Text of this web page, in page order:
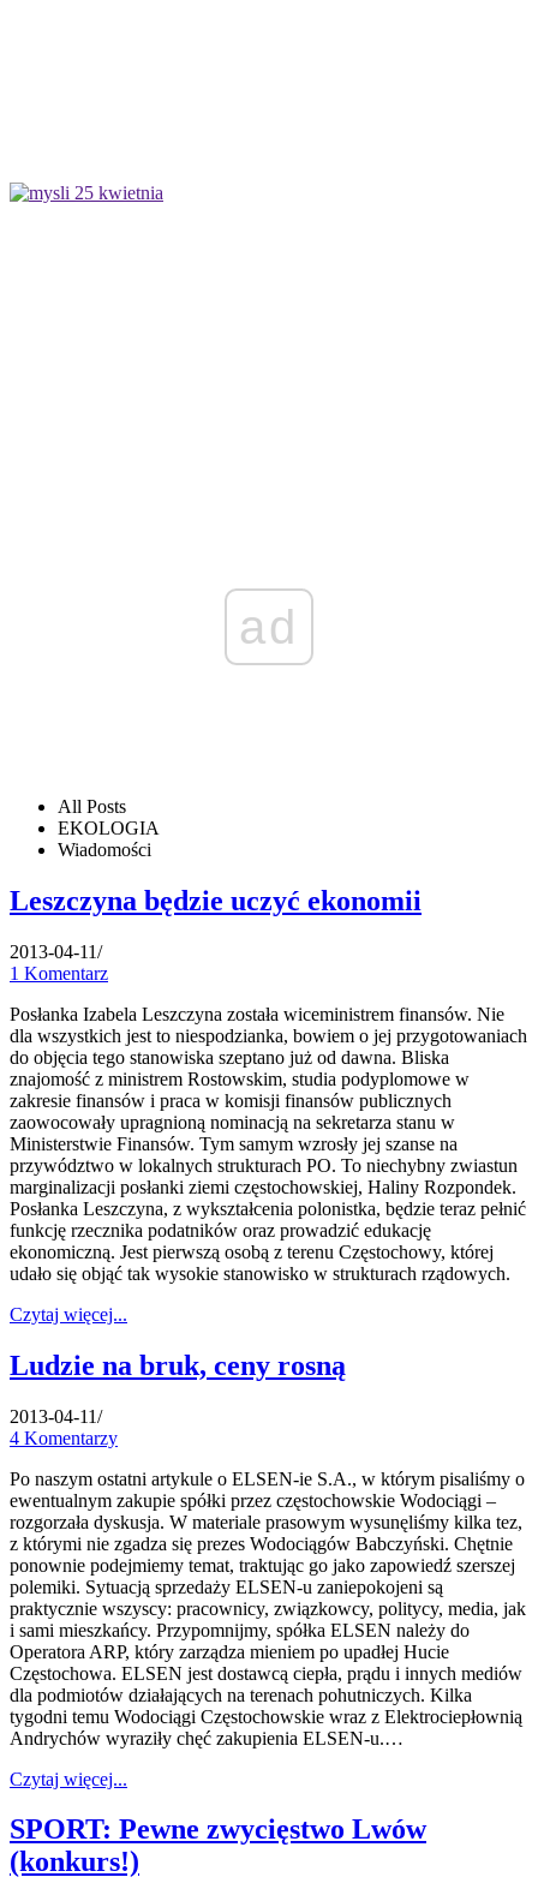
ad
All Posts
EKOLOGIA
Wiadomości
Leszczyna będzie uczyć ekonomii
2013-04-11/
1 Komentarz
Posłanka Izabela Leszczyna została wiceministrem finansów. Nie
dla wszystkich jest to niespodzianka, bowiem o jej przygotowaniach
do objęcia tego stanowiska szeptano już od dawna. Bliska
znajomość z ministrem Rostowskim, studia podyplomowe w
zakresie finansów i praca w komisji finansów publicznych
zaowocowały upragnioną nominacją na sekretarza stanu w
Ministerstwie Finansów. Tym samym wzrosły jej szanse na
przywództwo w lokalnych strukturach PO. To niechybny zwiastun
marginalizacji posłanki ziemi częstochowskiej, Haliny Rozpondek.
Posłanka Leszczyna, z wykształcenia polonistka, będzie teraz pełnić
funkcję rzecznika podatników oraz prowadzić edukację
ekonomiczną. Jest pierwszą osobą z terenu Częstochowy, której
udało się objąć tak wysokie stanowisko w strukturach rządowych.
Czytaj więcej...
Ludzie na bruk, ceny rosną
2013-04-11/
4 Komentarzy
Po naszym ostatni artykule o ELSEN-ie S.A., w którym pisaliśmy o
ewentualnym zakupie spółki przez częstochowskie Wodociągi –
rozgorzała dyskusja. W materiale prasowym wysunęliśmy kilka tez,
z którymi nie zgadza się prezes Wodociągów Babczyński. Chętnie
ponownie podejmiemy temat, traktując go jako zapowiedź szerszej
polemiki. Sytuacją sprzedaży ELSEN-u zaniepokojeni są
praktycznie wszyscy: pracownicy, związkowcy, politycy, media, jak
i sami mieszkańcy. Przypomnijmy, spółka ELSEN należy do
Operatora ARP, który zarządza mieniem po upadłej Hucie
Częstochowa. ELSEN jest dostawcą ciepła, prądu i innych mediów
dla podmiotów działających na terenach pohutniczych. Kilka
tygodni temu Wodociągi Częstochowskie wraz z Elektrociepłownią
Andrychów wyraziły chęć zakupienia ELSEN-u.…
Czytaj więcej...
SPORT: Pewne zwycięstwo Lwów
(konkurs!)